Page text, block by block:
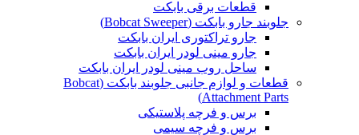
قطعات برقی بابکت
جلوبند جارو بابکت (Bobcat Sweeper)
جارو تراکتوری ایران بابکت
جارو مینی لودر ایران بابکت
ساحل روب مینی لودر ایران بابکت
قطعات و لوازم جانبی جلوبند بابکت (Bobcat
Attachment Parts)
برس و فرچه پلاستیکی
برس و فرچه سیمی